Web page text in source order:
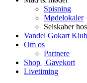
Spisning
Mødelokaler
Selskaber
Vandel Gokart Klub
Om os
Partnere
Shop | Gavekort
Livetiming